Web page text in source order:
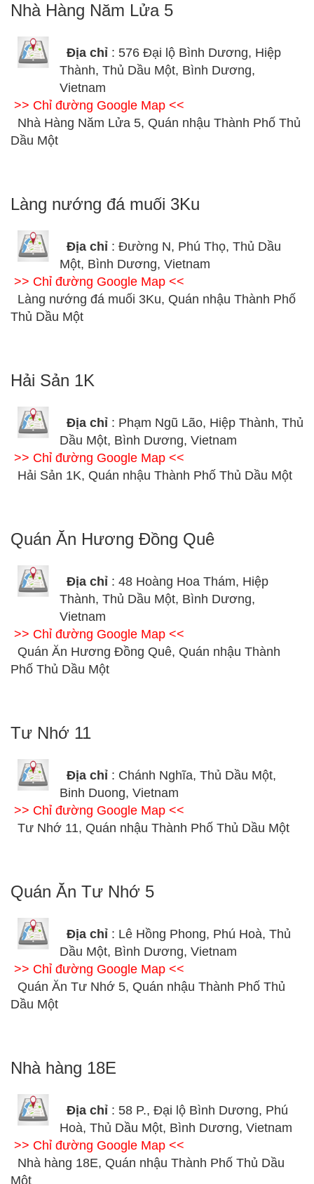
Nhà Hàng Năm Lửa 5
Địa chỉ : 576 Đại lộ Bình Dương, Hiệp
Thành, Thủ Dầu Một, Bình Dương,
Vietnam
>> Chỉ đường Google Map <<
Nhà Hàng Năm Lửa 5, Quán nhậu Thành Phố Thủ
Dầu Một
Làng nướng đá muối 3Ku
Địa chỉ : Đường N, Phú Thọ, Thủ Dầu
Một, Bình Dương, Vietnam
>> Chỉ đường Google Map <<
Làng nướng đá muối 3Ku, Quán nhậu Thành Phố
Thủ Dầu Một
Hải Sản 1K
Địa chỉ : Phạm Ngũ Lão, Hiệp Thành, Thủ
Dầu Một, Bình Dương, Vietnam
>> Chỉ đường Google Map <<
Hải Sản 1K, Quán nhậu Thành Phố Thủ Dầu Một
Quán Ăn Hương Đồng Quê
Địa chỉ : 48 Hoàng Hoa Thám, Hiệp
Thành, Thủ Dầu Một, Bình Dương,
Vietnam
>> Chỉ đường Google Map <<
Quán Ăn Hương Đồng Quê, Quán nhậu Thành
Phố Thủ Dầu Một
Tư Nhớ 11
Địa chỉ : Chánh Nghĩa, Thủ Dầu Một,
Binh Duong, Vietnam
>> Chỉ đường Google Map <<
Tư Nhớ 11, Quán nhậu Thành Phố Thủ Dầu Một
Quán Ăn Tư Nhớ 5
Địa chỉ : Lê Hồng Phong, Phú Hoà, Thủ
Dầu Một, Bình Dương, Vietnam
>> Chỉ đường Google Map <<
Quán Ăn Tư Nhớ 5, Quán nhậu Thành Phố Thủ
Dầu Một
Nhà hàng 18E
Địa chỉ : 58 P., Đại lộ Bình Dương, Phú
Hoà, Thủ Dầu Một, Bình Dương, Vietnam
>> Chỉ đường Google Map <<
Nhà hàng 18E, Quán nhậu Thành Phố Thủ Dầu
Một